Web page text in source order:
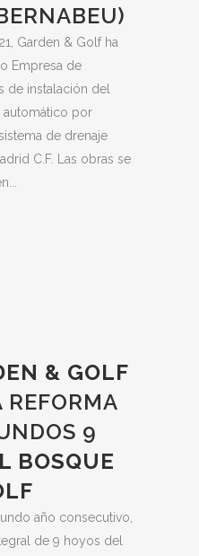
Garden & Golf ha
Empresa de
de instalación del
automático por
de drenaje
C.F. Las obras se
& GOLF
9
BOSQUE
año consecutivo,
de 9 hoyos del